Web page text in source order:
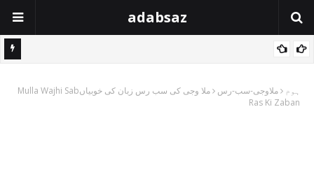
adabsaz
ہوم ملاوجی-سب-رس
ملا وجی کی سب رس زبان کی خوبیاںMulla Wajhi Sab
Ras Ki Zaban